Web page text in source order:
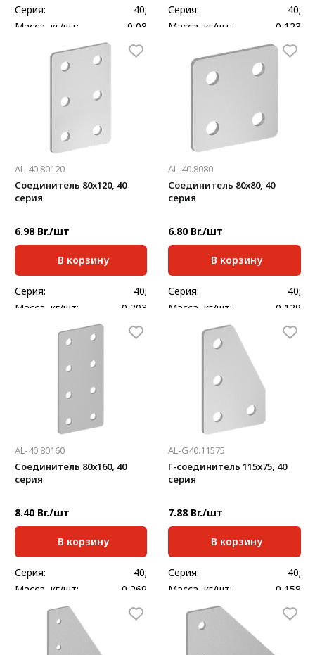
Серия:
40;
Масса, кг/шт:
0,08
3
Серия:
40;
Масса, кг/шт:
0,123
4
AL-40.80120
Соединитель 80х120, 40
серия
6.98 Br./шт
В корзину
Серия:
40;
Масса, кг/шт:
0,203
3
AL-40.8080
Соединитель 80х80, 40
серия
6.80 Br./шт
В корзину
Серия:
40;
Масса, кг/шт:
0,129
Толщина, мм:
3
AL-40.80160
Соединитель 80х160, 40
серия
8.40 Br./шт
В корзину
Серия:
40;
Масса, кг/шт:
0,269
Толщина, мм:
3
AL-G40.11575
Г-соединитель 115х75, 40
серия
7.88 Br./шт
В корзину
Серия:
40;
Масса, кг/шт:
0,158
Толщина, мм:
3